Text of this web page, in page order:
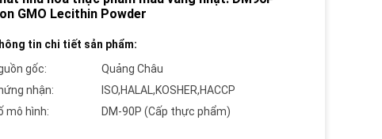
GMO Lecithin Powder
tin chi tiết sản phẩm:
gốc:
Quảng Châu
nhận:
ISO,HALAL,KOSHER,HACCP
mô hình:
DM-90P (Cấp thực phẩm)